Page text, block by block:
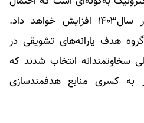
استقبال از این طرح را در سال۱۴۰۳ افزایش خواهد داد.
هدف یارانه‌های تشویقی در
سخاوتمندانه انتخاب شدند که
به کسری منابع هدفمندسازی